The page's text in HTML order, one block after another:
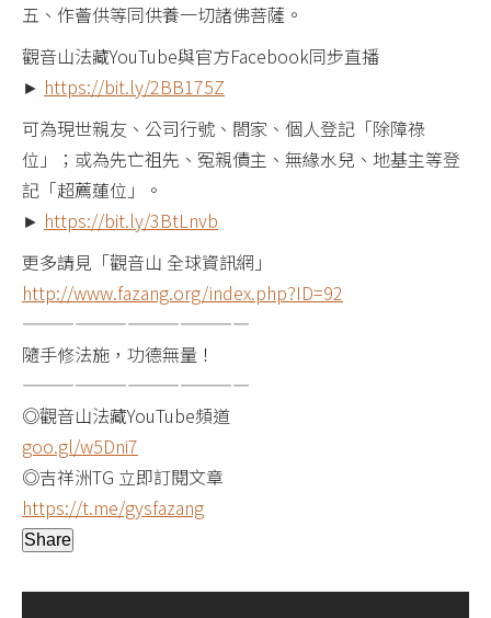
五、作薈供等同供養一切諸佛菩薩。
觀音山法藏YouTube與官方Facebook同步直播
► https://bit.ly/2BB175Z
可為現世親友、公司行號、閤家、個人登記「除障祿
位」；或為先亡祖先、冤親債主、無緣水兒、地基主等登
記「超薦蓮位」。
► https://bit.ly/3BtLnvb
更多請見「觀音山 全球資訊網」
http://www.fazang.org/index.php?ID=92
—————————————
隨手修法施，功德無量！
—————————————
◎觀音山法藏YouTube頻道
goo.gl/w5Dni7
◎吉祥洲TG 立即訂閱文章
https://t.me/gysfazang
Share